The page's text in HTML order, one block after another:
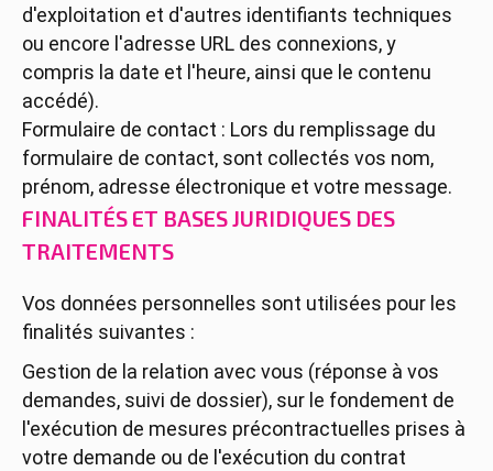
d'exploitation et d'autres identifiants techniques
ou encore l'adresse URL des connexions, y
compris la date et l'heure, ainsi que le contenu
accédé).
Formulaire de contact : Lors du remplissage du
formulaire de contact, sont collectés vos nom,
prénom, adresse électronique et votre message.
FINALITÉS ET BASES JURIDIQUES DES
TRAITEMENTS
Vos données personnelles sont utilisées pour les
finalités suivantes :
Gestion de la relation avec vous (réponse à vos
demandes, suivi de dossier), sur le fondement de
l'exécution de mesures précontractuelles prises à
votre demande ou de l'exécution du contrat